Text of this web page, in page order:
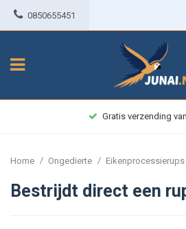
0850655451
Gratis verzending
Home / Ongedierte / Eikenprocessierups
Bestrijdt direct een